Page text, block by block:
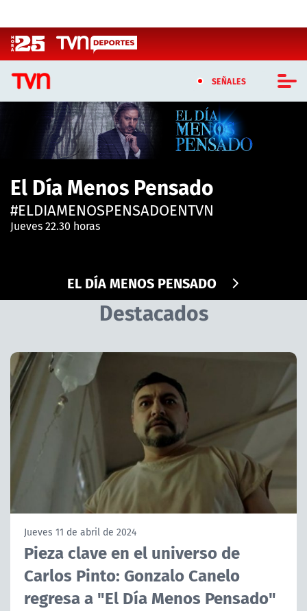
SEÑALES
CASTING MASTERCHEF CHILE
CASTING TVN VERTICAL
TVN VERTICAL
TVN PLAY
TELESERIES
ACTUALIDAD Y TENDENCIAS
CORPORATIVO Y TRANSPARENCIA
CANAL DE DENUNCIAS
ÁREA DE PROYECTOS
El Día Menos Pensado
#ELDIAMENOSPENSADOENTVN
Jueves 22.30 horas
EL DÍA MENOS PENSADO
Destacados
Jueves 11 de abril de 2024
Pieza clave en el universo de
Carlos Pinto: Gonzalo Canelo
regresa a "El Día Menos Pensado"